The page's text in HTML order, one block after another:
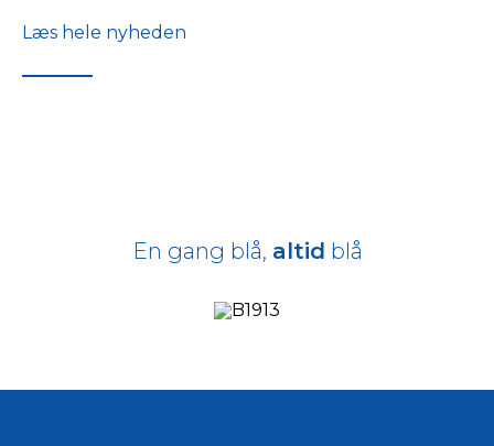
Læs hele nyheden
En gang blå, altid blå